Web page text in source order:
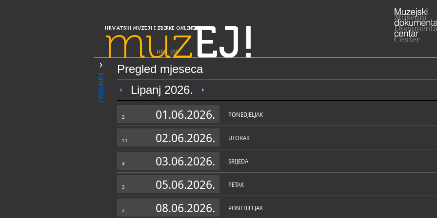
HRVATSKI MUZEJI I ZBIRKE ONLINE
muzEJ!
HR| EN
kalendar
Pregled mjeseca
Lipanj 2026.
2 01.06.2026. PONEDJELJAK
11 02.06.2026. UTORAK
4 03.06.2026. SRIJEDA
3 05.06.2026. PETAK
2 08.06.2026. PONEDJELJAK
PRETRAŽIVANJE
Slavonija, Baranja i Srijem
Etnografska zbirka Rusina i Ukrajinaca
RH
uz najavu
OPĆI PODACI